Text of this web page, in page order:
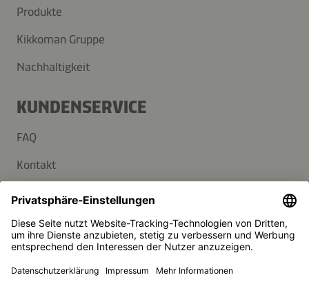
Produkte
Kikkoman Gruppe
Nachhaltigkeit
KUNDENSERVICE
FAQ
Kontakt
Newsletter
Presse
Kikkoman ist ein eingetragenes Warenzeichen der Kikkoman